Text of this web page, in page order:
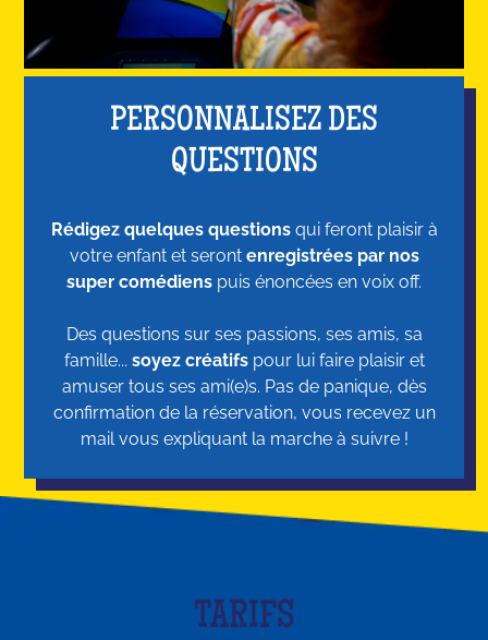
PERSONNALISEZ DES
QUESTIONS
Rédigez quelques questionsqui feront plaisir à
votre enfant et seront enregistrées par nos
super comédiens puis énoncées en voix off.
Des questions sur ses passions, ses amis, sa
famille... soyez créatifspour lui faire plaisir et
amuser tous ses ami(e)s. Pas de panique, dès
confirmation de la réservation, vous recevez un
mail vous expliquant la marche à suivre !
TARIFS